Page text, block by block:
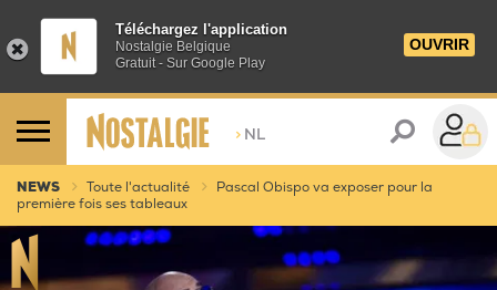
Téléchargez l'application
Nostalgie Belgique
Gratuit - Sur Google Play
OUVRIR
> NL
NEWS Toute l'actualité
Pascal Obispo va exposer pour la
première fois ses tableaux